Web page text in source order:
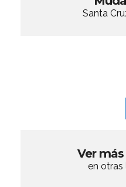
Santa
Ver
en otras